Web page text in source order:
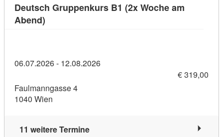
Deutsch Gruppenkurs B1 (2x Woche am
Abend)
06.07.2026 - 12.08.2026
€ 319,00
Faulmanngasse 4
1040 Wien
11 weitere Termine